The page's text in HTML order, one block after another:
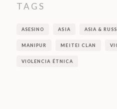
TAGS
ASESINO ASIA ASIA &
MANIPUR MEITEI CLAN
VIOLENCIA ÉTNICA